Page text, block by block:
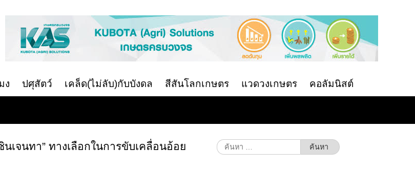
ง ปศุสัตว์ เคล็ด(ไม่ลับ)กับบังดล สีสันโลกเกษตร แวดวงเกษตร คอลัมนิสต์
เจนทา” ทางเลือกในการขับเคลื่อนอ้อย
ค้นหา
สำหรับ: